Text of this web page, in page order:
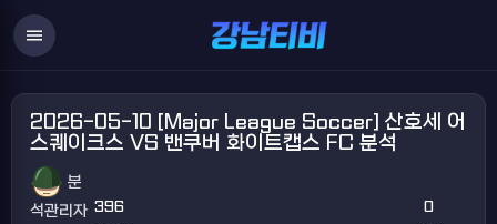
menu
2026-05-10 [Major League Soccer] 산호세 어
스퀘이크스 VS 밴쿠버 화이트캡스 FC 분석
분
석관리자 396 0